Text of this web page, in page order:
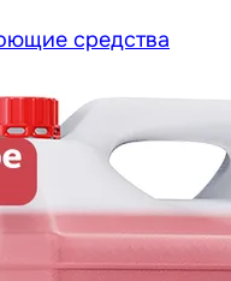
средства